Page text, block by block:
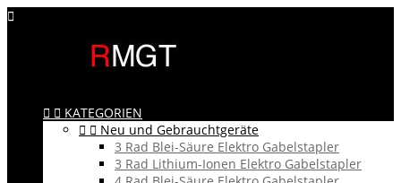

  KATEGORIEN
  Neu und Gebrauchtgeräte
3 Rad Blei-Säure Elektro Gabelstapler
3 Rad Lithium-Ionen Elektro Gabelstapler